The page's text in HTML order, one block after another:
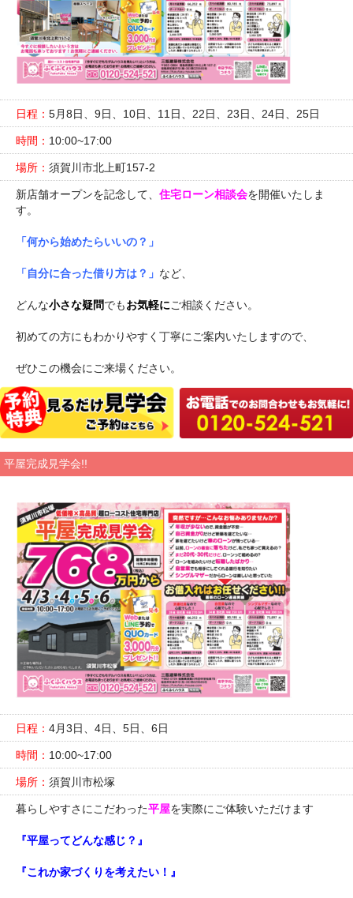
日程： 5月8日、9日、10日、11日、22日、23日、24日、25日
時間： 10:00~17:00
場所： 須賀川市北上町157-2
新店舗オープンを記念して、 住宅ローン相談会を開催いたしま
す。
「何から始めたらいいの？」
「自分に合った借り方は？」 など、
どんな小さな疑問 でも お気軽にご相談ください。
初めての方にもわかりやすく丁寧にご案内いたしますので、
ぜひこの機会にご来場ください。
平屋完成見学会!!
日程： 4月3日、4日、5日、6日
時間： 10:00~17:00
場所： 須賀川市松塚
暮らしやすさにこだわった平屋を実際にご体験いただけます
『平屋ってどんな感じ？』
『これか家づくりを考えたい！』